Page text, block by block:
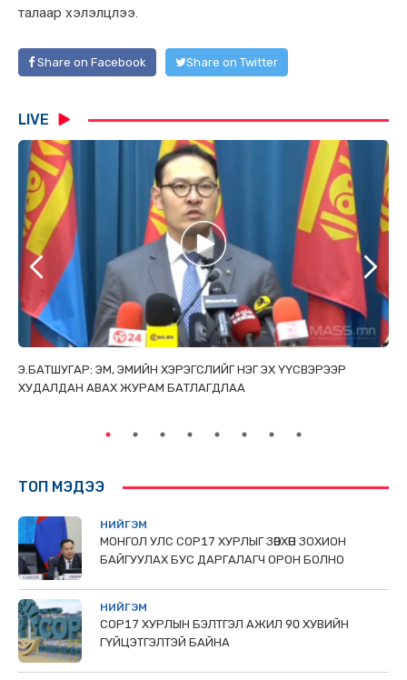
талаар хэлэлцлээ.
Share on Facebook Share on Twitter
LIVE
Э.БАТШУГАР: ЭМ, ЭМИЙН ХЭРЭГСЛИЙГ НЭГ ЭХ ҮҮСВЭРЭЭР
ХУДАЛДАН АВАХ ЖУРАМ БАТЛАГДЛАА
ТОП МЭДЭЭ
НИЙГЭМ
МОНГОЛ УЛС СОР17 ХУРЛЫГ ЗӨВХӨН ЗОХИОН
БАЙГУУЛАХ БУС ДАРГАЛАГЧ ОРОН БОЛНО
НИЙГЭМ
COP17 ХУРЛЫН БЭЛТГЭЛ АЖИЛ 90 ХУВИЙН
ГҮЙЦЭТГЭЛТЭЙ БАЙНА